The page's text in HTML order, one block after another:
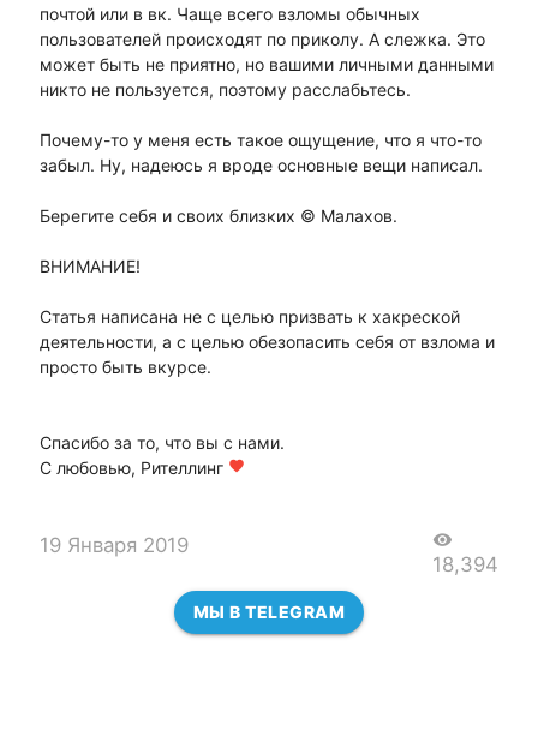
почтой или в вк. Чаще всего взломы обычных
пользователей происходят по приколу. А слежка. Это
может быть не приятно, но вашими личными данными
никто не пользуется, поэтому расслабьтесь.
Почему-то у меня есть такое ощущение, что я что-то
забыл. Ну, надеюсь я вроде основные вещи написал.
Берегите себя и своих близких © Малахов.
ВНИМАНИЕ!
Статья написана не с целью призвать к хакреской
деятельности, а с целью обезопасить себя от взлома и
просто быть вкурсе.
Спасибо за то, что вы с нами.
С любовью, Рителлинг favorite
19 Января 2019 visibility
18,394
МЫ В TELEGRAM